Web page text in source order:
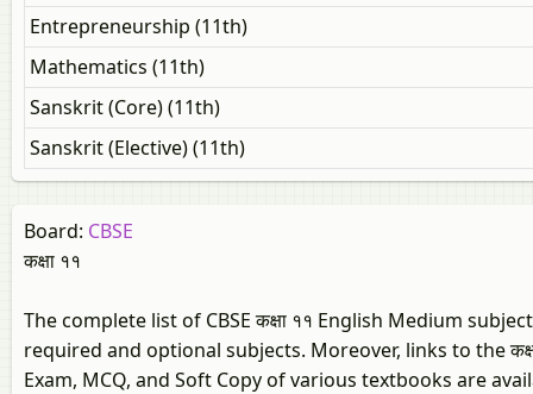
Entrepreneurship (11th)
Mathematics (11th)
Sanskrit (Core) (11th)
Sanskrit (Elective) (11th)
Board: CBSE
कक्षा ११
The complete list of CBSE कक्षा ११ English Medium
required and optional subjects. Moreover, links to the
Exam, MCQ, and Soft Copy of various textbooks are